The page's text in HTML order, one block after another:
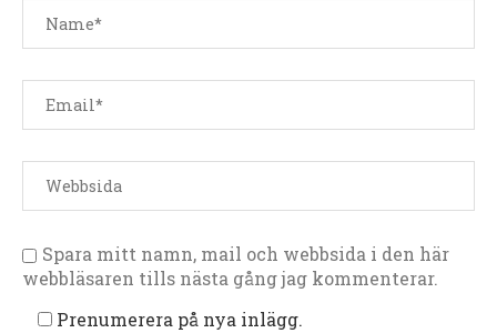
Spara mitt namn, mail och webbsida i den här
webbläsaren tills nästa gång jag kommenterar.
Prenumerera på nya inlägg.